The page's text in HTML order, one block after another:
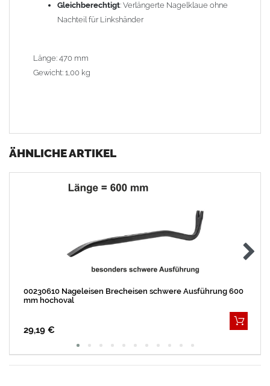
Gleichberechtigt: Verlängerte Nagelklaue ohne
Nachteil für Linkshänder
Länge: 470 mm
Gewicht: 1,00 kg
ÄHNLICHE ARTIKEL
00230610 Nageleisen Brecheisen schwere Ausführung 600
mm hochoval
29,19 €